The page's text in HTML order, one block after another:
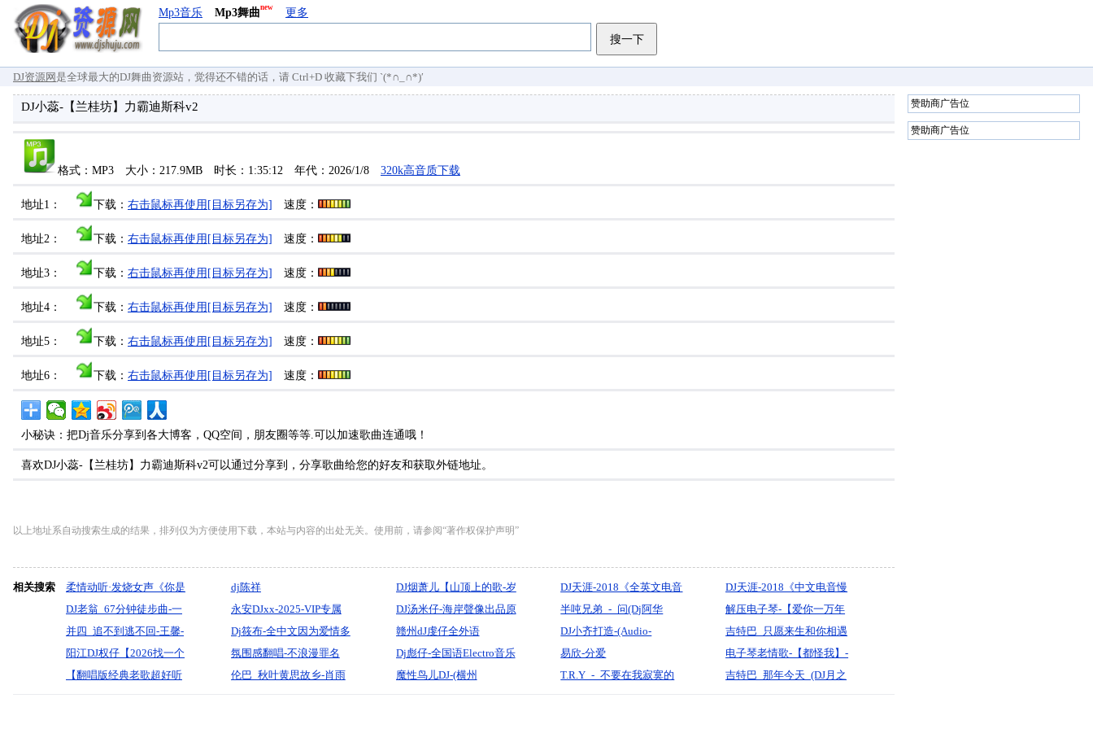
Mp3音乐 Mp3舞曲new 更多
搜一下
DJ资源网 是全球最大的DJ舞曲资源站，觉得还不错的话，请 Ctrl+D 收藏下我们 `(*∩_∩*)′
赞助商广告位
赞助商广告位
DJ小蕊-【兰桂坊】力霸迪斯科v2
格式：MP3 大小：217.9MB 时长：1:35:12 年代：2026/1/8 320k高音质下载
地址1： 下载： 右击鼠标再使用[目标另存为] 速度：
地址2： 下载： 右击鼠标再使用[目标另存为] 速度：
地址3： 下载： 右击鼠标再使用[目标另存为] 速度：
地址4： 下载： 右击鼠标再使用[目标另存为] 速度：
地址5： 下载： 右击鼠标再使用[目标另存为] 速度：
地址6： 下载： 右击鼠标再使用[目标另存为] 速度：
小秘诀：把Dj音乐分享到各大博客，QQ空间，朋友圈等等.可以加速歌曲连通哦！
喜欢DJ小蕊-【兰桂坊】力霸迪斯科v2可以通过分享到，分享歌曲给您的好友和获取外链地址。
以上地址系自动搜索生成的结果，排列仅为方便使用下载，本站与内容的出处无关。使用前，请参阅“著作权保护声明”
相关搜索
柔情动听·发烧女声《你是
我的传说》车载大碟-酷音
领域-dj贝奇mix
dj陈祥
DJ烟萧儿【山顶上的歌-岁
月神偷-往后余生》火爆动
感精品串烧
DJ天涯-2018《全英文电音
慢摇·车载必备重低音动感
旋律英文电音舞曲串烧》
DJ天涯-2018《中文电音慢
摇【不仅仅是喜欢】开车
必放的中文车载大碟》
DJ老翁_67分钟徒步曲-一
千个伤心的理由_九妹
永安DJxx-2025-VIP专属
（越南鼓曲风033）
DJ汤米仔-海岸聲像出品原
来都是经典感谢歌迷2025
恭贺新禧新年歌串烧B面
半吨兄弟_-_问(Dj阿华
_Electro_Rmx_2k25)
解压电子琴-【爱你一万年
vs别让我一个人醉vs陪你
一起变老】-DJ小花
并四_追不到逃不回-王馨-
无心制作
Dj筱布-全中文因为爱情多
看了你一眼让我一次爱个
够ProgHouse专辑
赣州dJ虔仔全外语
FunkyHouse2025蛇年大吉
慢摇超爽串烧
DJ小齐打造-(Audio-
Monster)系列13-Club-
House-中国-长春小齐音乐
吉特巴_只愿来生和你相遇
【沧桑小杰】-宝剑制作
阳江DJ权仔【2026找一个
字代替Prog《中文慢嗨》
氛围感翻唱-不浪漫罪名
_(女声版)福建调音师独家
Dj彪仔-全国语Electro音乐
孙永君美女私人独家订制
易欣-分爱
(DJRziElectroRmx2026)
电子琴老情歌-【都怪我】-
DJ小花
【翻唱版经典老歌超好听
伦巴_秋叶黄思故乡-肖雨
魔性鸟儿DJ-(横州
T.R.Y_-_不要在我寂寞的
吉特巴_那年今天_(DJ月之